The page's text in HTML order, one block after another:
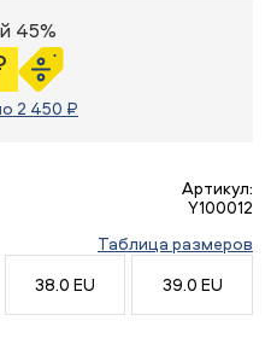
45%
2 450 ₽
Артикул:
Y100012
Таблица размеров
38.0 EU 39.0 EU